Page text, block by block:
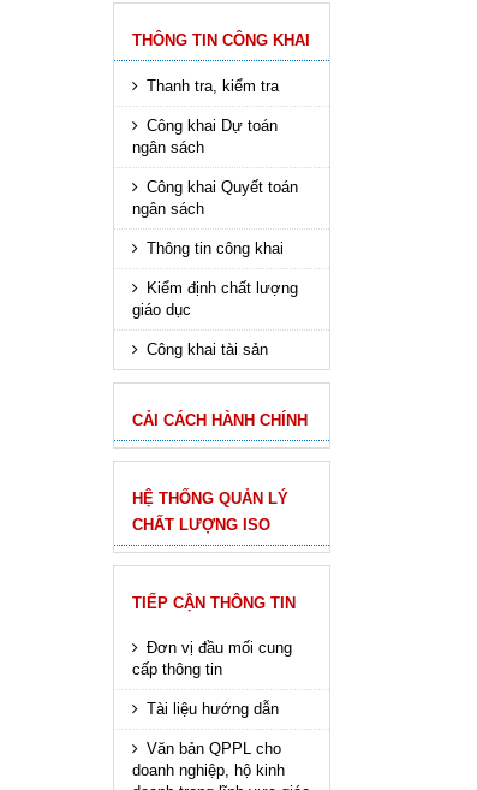
THÔNG TIN CÔNG KHAI
Thanh tra, kiểm tra
Công khai Dự toán
ngân sách
Công khai Quyết toán
ngân sách
Thông tin công khai
Kiểm định chất lượng
giáo dục
Công khai tài sản
CẢI CÁCH HÀNH CHÍNH
HỆ THỐNG QUẢN LÝ
CHẤT LƯỢNG ISO
TIẾP CẬN THÔNG TIN
Đơn vị đầu mối cung
cấp thông tin
Tài liệu hướng dẫn
Văn bản QPPL cho
doanh nghiệp, hộ kinh